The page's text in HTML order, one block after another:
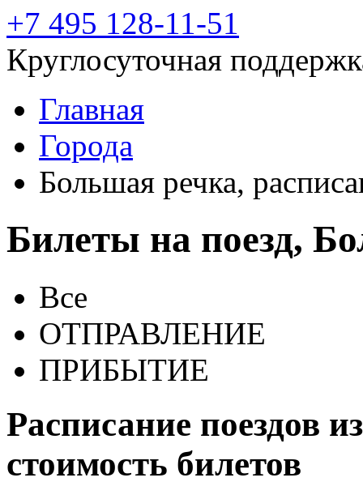
+7 495 128-11-51
Круглосуточная
Главная
Города
Большая речка,
Билеты на поезд,
Все
ОТПРАВЛЕНИЕ
ПРИБЫТИЕ
Расписание поездов
стоимость билетов